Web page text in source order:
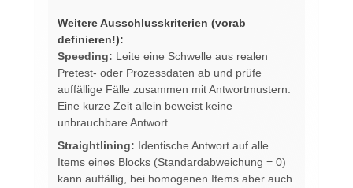
Weitere Ausschlusskriterien (vorab
definieren!):
Speeding: Leite eine Schwelle aus realen
Pretest- oder Prozessdaten ab und prüfe
auffällige Fälle zusammen mit Antwortmustern.
Eine kurze Zeit allein beweist keine
unbrauchbare Antwort.
Straightlining: Identische Antwort auf alle
Items eines Blocks (Standardabweichung = 0)
kann auffällig, bei homogenen Items aber auch